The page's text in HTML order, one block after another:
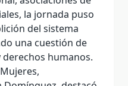
la jornada puso
del sistema
una cuestión de
humanos.